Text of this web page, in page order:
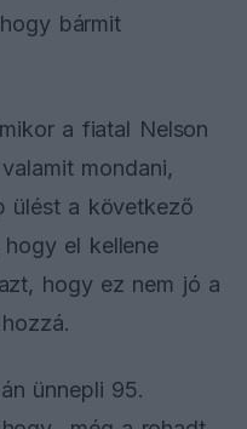
bármit
a fiatal Nelson
mondani,
ülést a következő
el kellene
hogy ez nem jó a
ünnepli 95.